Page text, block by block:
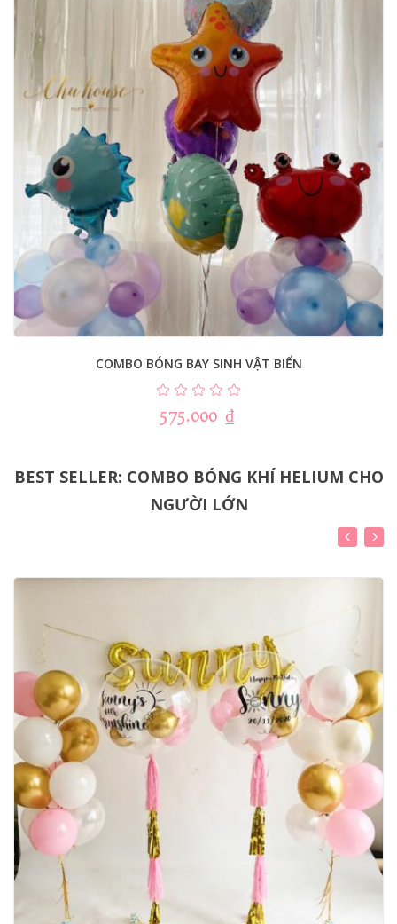
COMBO BÓNG BAY SINH VẬT BIỂN
575.000 ₫
BEST SELLER: COMBO BÓNG KHÍ HELIUM CHO
NGƯỜI LỚN